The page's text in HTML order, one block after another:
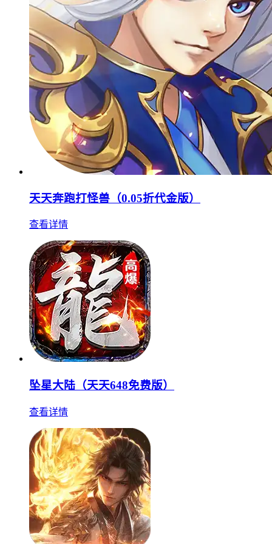
天天奔跑打怪兽（0.05折代金版）
查看详情
坠星大陆（天天648免费版）
查看详情